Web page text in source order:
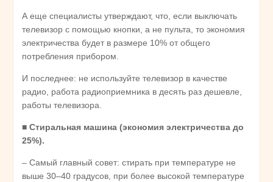
А еще специалисты утверждают, что, если выключать
телевизор с помощью кнопки, а не пульта, то экономия
электричества будет в размере 10% от общего
потребления прибором.
И последнее: не используйте телевизор в качестве
радио, работа радиоприемника в десять раз дешевле,
работы телевизора.
■ Стиральная машина (экономия электричества до
25%).
– Самый главный совет: стирать при температуре не
выше 30–40 градусов, при более высокой температуре